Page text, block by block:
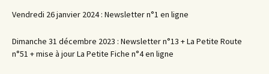
Vendredi 26 janvier 2024 : Newsletter n°1 en ligne
Dimanche 31 décembre 2023 : Newsletter n°13 + La Petite Route
n°51 + mise à jour La Petite Fiche n°4 en ligne